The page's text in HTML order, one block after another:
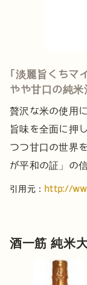
｢淡麗旨くちマ
やや甘口の純米
贅沢な米の使用
旨味を全面に押
つつ甘口の世界
が平和の証」の信
引用元： http://
酒一筋 純米